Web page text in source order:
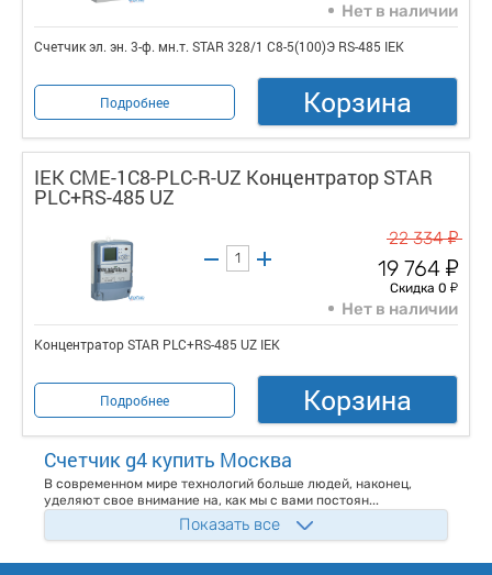
Нет в наличии
Счетчик эл. эн. 3-ф. мн.т. STAR 328/1 С8-5(100)Э RS-485 IEK
Подробнее Корзина
IEK CME-1C8-PLC-R-UZ Концентратор STAR
PLC+RS-485 UZ
22 334у
19 764 у
Скидка 0 у
Нет в наличии
Концентратор STAR PLC+RS-485 UZ IEK
Подробнее Корзина
Счетчик g4 купить Москва
В современном мире технологий больше людей, наконец,
уделяют свое внимание на, как мы с вами постоян...
Показать все